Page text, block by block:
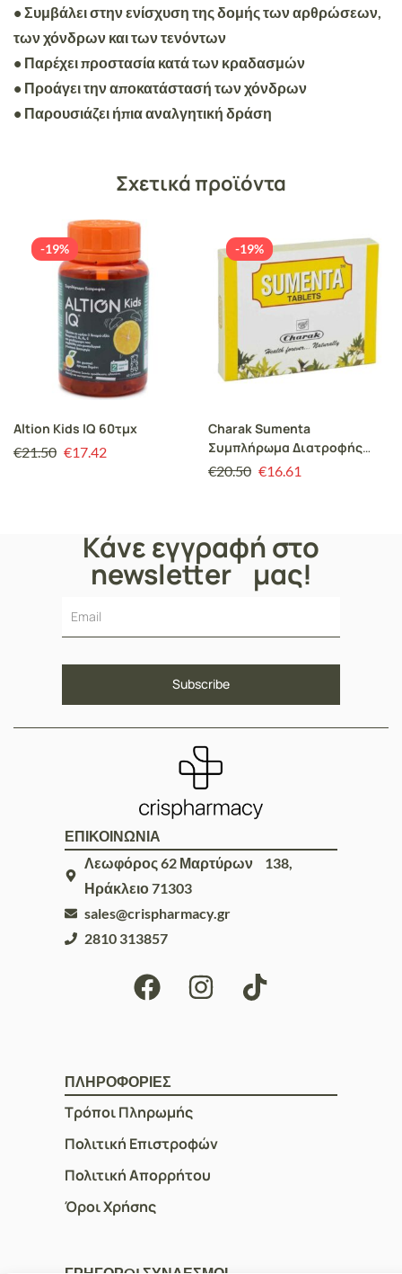
• Συμβάλει στην ενίσχυση της δομής των αρθρώσεων,
των χόνδρων και των τενόντων
• Παρέχει προστασία κατά των κραδασμών
• Προάγει την αποκατάστασή των χόνδρων
• Παρουσιάζει ήπια αναλγητική δράση
Σχετικά προϊόντα
-19%
Altion Kids IQ 60τμχ
€21.50 €17.42
-19%
Charak Sumenta
Συμπλήρωμα Διατροφής
που δρα ως Φυσικό
€20.50 €16.61
Κάνε εγγραφή στο
newsletter μας!
ΕΠΙΚΟΙΝΩΝΙΑ
Λεωφόρος 62 Μαρτύρων 138,
Ηράκλειο 71303
sales@crispharmacy.gr
2810 313857
ΠΛΗΡΟΦΟΡΙΕΣ
Τρόποι Πληρωμής
Πολιτική Επιστροφών
Πολιτική Απορρήτου
Όροι Χρήσης